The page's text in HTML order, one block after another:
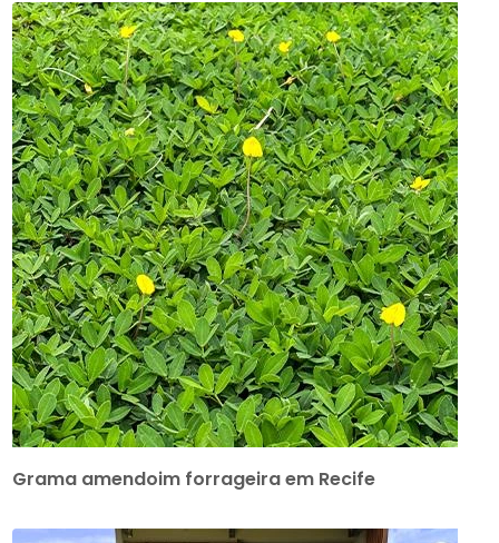
Grama amendoim forrageira em Recife